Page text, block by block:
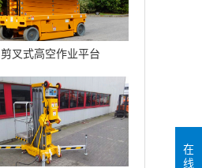
剪叉式高空作业平台
Compact12
在
线